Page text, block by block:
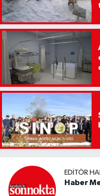
EDITÖR
Haber